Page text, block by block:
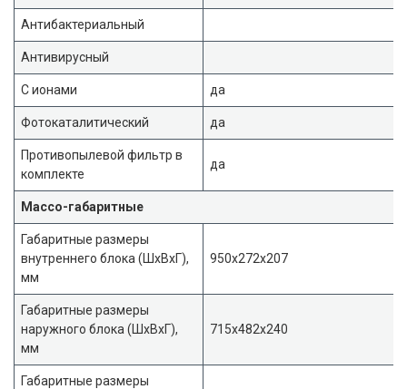
Антибактериальный
Антивирусный
С ионами да
Фотокаталитический да
Противопылевой фильтр в
комплекте
да
Массо-габаритные
Габаритные размеры
внутреннего блока (ШxВxГ),
мм
950x272x207
Габаритные размеры
наружного блока (ШxВxГ),
мм
715x482x240
Габаритные размеры